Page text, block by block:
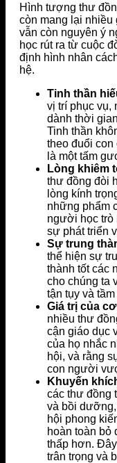
Hình tượng thư
còn mang lại nhiều
vẫn còn nguyên ý
học rút ra từ cuộc
định hình nhân
hệ.
Tinh thần
vị trí phục vụ,
dành thời
Tinh thần
theo đuổi con
là một tấm
Lòng khiêm
thư đồng đòi
lòng kính
những phẩm
người học trò
sự phát triển
Sự trung
thể hiện sự
thành tốt các
cho chúng ta
tận tụy và
Giá trị của
nhiều thư
cận giáo dục
của họ nhắc
hội, và rằng
con người
Khuyến
các thư đồng
và bồi dưỡng,
hội phong
hoàn toàn bỏ
thấp hơn.
trân trọng và